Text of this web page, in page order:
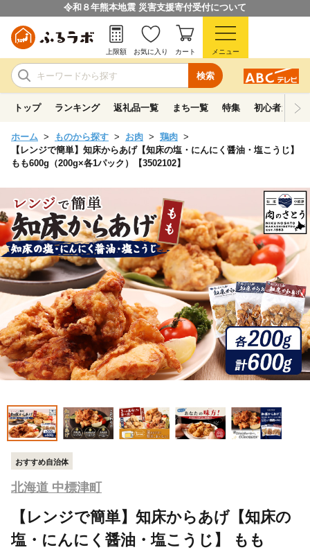
令和８年熊本地震 災害支援寄付受付について
検索
上限額 お気に入り カート メニュー
トップ ランキング 返礼品一覧 まち一覧 特集 初心者ガイド
ホーム ものから探す お肉
鶏肉
【レンジで簡単】知床からあげ【知床の塩・にんにく醤油・塩こうじ】
もも600g（200g×各1パック）【3502102】
おすすめ自治体
北海道 中標津町
【レンジで簡単】知床からあげ【知床の
塩・にんにく醤油・塩こうじ】 もも